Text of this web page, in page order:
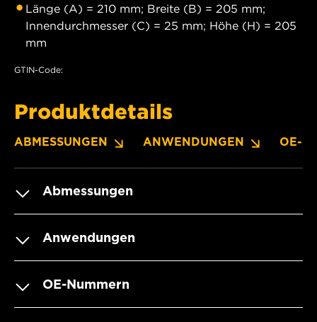
Länge (A) = 210 mm; Breite (B) = 205 mm;
Innendurchmesser (C) = 25 mm; Höhe (H) = 205
mm
GTIN-Code:
Produktdetails
ABMESSUNGEN ANWENDUNGEN OE-
Abmessungen
Anwendungen
OE-Nummern